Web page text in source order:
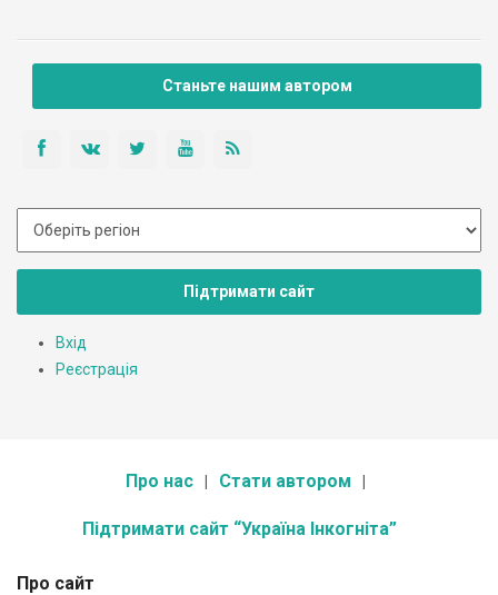
Станьте нашим автором
Підтримати сайт
Вхід
Реєстрація
Про нас Стати автором
Підтримати сайт “Україна Інкогніта”
Про сайт